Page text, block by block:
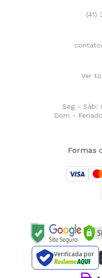
(41)
Ver
Seg - Sáb:
Dom -
Formas
Verificada por